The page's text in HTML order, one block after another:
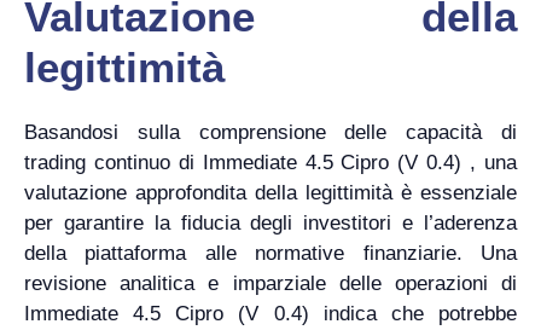
Valutazione della
legittimità
Basandosi sulla comprensione delle capacità di
trading continuo di Immediate 4.5 Cipro (V 0.4) , una
valutazione approfondita della legittimità è essenziale
per garantire la fiducia degli investitori e l’aderenza
della piattaforma alle normative finanziarie. Una
revisione analitica e imparziale delle operazioni di
Immediate 4.5 Cipro (V 0.4) indica che potrebbe